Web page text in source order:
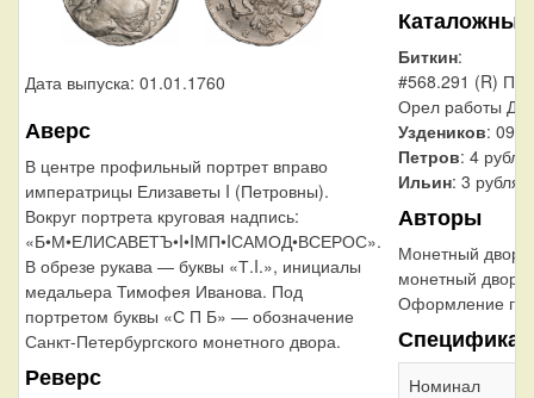
Дата выпуска: 01.01.1760
Аверс
В центре профильный портрет вправо
императрицы Елизаветы I (Петровны).
Вокруг портрета круговая надпись:
«Б•М•ЕЛИСАВЕТЪ•I•IМП•IСАМОД•ВСЕРОС».
В обрезе рукава — буквы «Т.I.», инициалы
медальера Тимофея Иванова. Под
портретом буквы «С П Б» — обозначение
Санкт-Петербургского монетного двора.
Реверс
Биткин:
#568.291 (R)
Орел работы
Уздеников:
Петров: 4 рубля
Ильин: 3 рубля
Авторы
Монетный двор:
монетный двор
Оформление
Номинал